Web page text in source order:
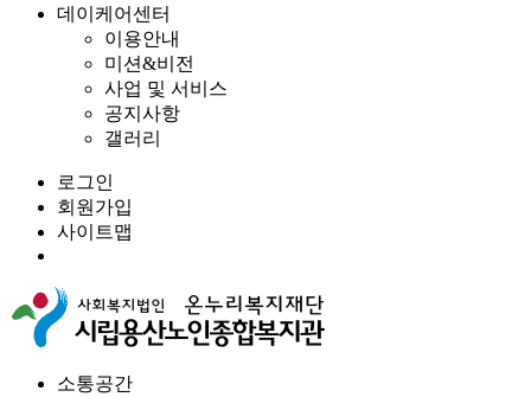
데이케어센터
이용안내
미션&비전
사업 및 서비스
공지사항
갤러리
로그인
회원가입
사이트맵
소통공간